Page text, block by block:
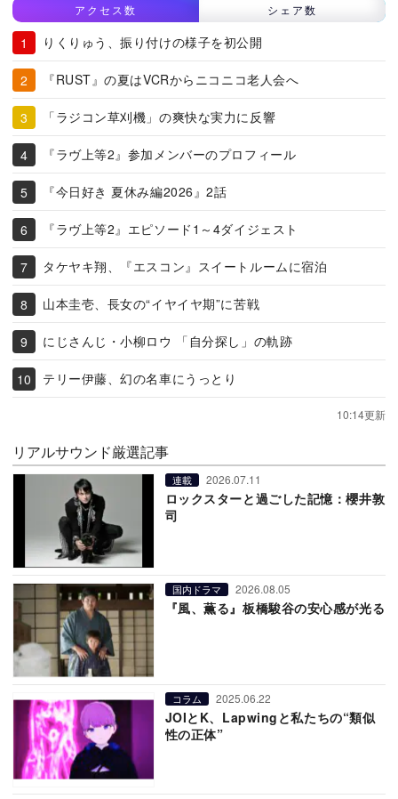
アクセス数 シェア数
りくりゅう、振り付けの様子を初公開
『RUST』の夏はVCRからニコニコ老人会へ
「ラジコン草刈機」の爽快な実力に反響
『ラヴ上等2』参加メンバーのプロフィール
『今日好き 夏休み編2026』2話
『ラヴ上等2』エピソード1～4ダイジェスト
タケヤキ翔、『エスコン』スイートルームに宿泊
山本圭壱、長女の“イヤイヤ期”に苦戦
にじさんじ・小柳ロウ 「自分探し」の軌跡
テリー伊藤、幻の名車にうっとり
10:14更新
リアルサウンド厳選記事
連載 2026.07.11
ロックスターと過ごした記憶：櫻井敦
司
国内ドラマ 2026.08.05
『風、薫る』板橋駿谷の安心感が光る
コラム 2025.06.22
JOIとK、Lapwingと私たちの“類似
性の正体”